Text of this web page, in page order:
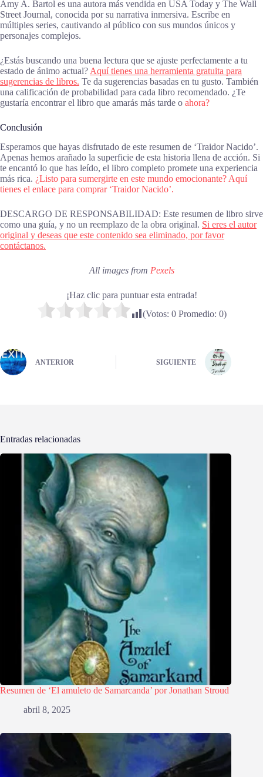
Amy A. Bartol es una autora más vendida en USA Today y The Wall
Street Journal, conocida por su narrativa inmersiva. Escribe en
múltiples series, cautivando al público con sus mundos únicos y
personajes complejos.
¿Estás buscando una buena lectura que se ajuste perfectamente a tu
estado de ánimo actual? Aquí tienes una herramienta gratuita para
sugerencias de libros. Te da sugerencias basadas en tu gusto. También
una calificación de probabilidad para cada libro recomendado. ¿Te
gustaría encontrar el libro que amarás más tarde o ahora?
Conclusión
Esperamos que hayas disfrutado de este resumen de ‘Traidor Nacido’.
Apenas hemos arañado la superficie de esta historia llena de acción. Si
te encantó lo que has leído, el libro completo promete una experiencia
más rica. ¿Listo para sumergirte en este mundo emocionante? Aquí
tienes el enlace para comprar ‘Traidor Nacido’.
DESCARGO DE RESPONSABILIDAD: Este resumen de libro sirve
como una guía, y no un reemplazo de la obra original. Si eres el autor
original y deseas que este contenido sea eliminado, por favor
contáctanos.
All images from Pexels
¡Haz clic para puntuar esta entrada!
(Votos: 0Promedio: 0)
ANTERIOR SIGUIENTE
Entradas relacionadas
Resumen de ‘El amuleto de Samarcanda’ por Jonathan Stroud
abril 8, 2025